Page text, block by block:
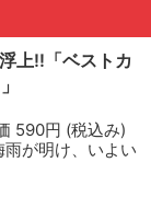
上!!「ベストカ
590円 (税込み)
が明け、いよい